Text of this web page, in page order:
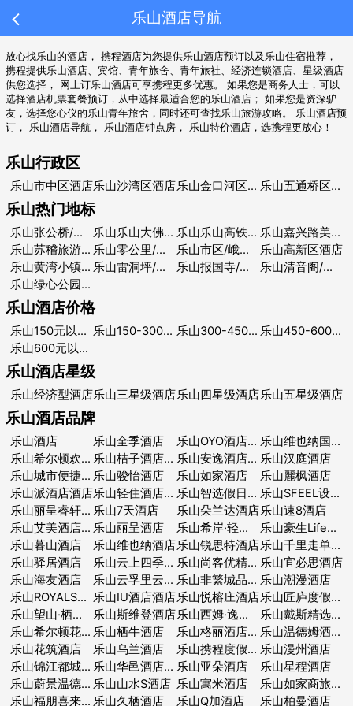
乐山酒店导航
放心找乐山的酒店， 携程酒店为您提供乐山酒店预订以及乐山住宿推荐，
携程提供乐山酒店、宾馆、青年旅舍、青年旅社、经济连锁酒店、星级酒店
供您选择， 网上订乐山酒店可享携程更多优惠。 如果您是商务人士，可以
选择酒店机票套餐预订，从中选择最适合您的乐山酒店； 如果您是资深驴
友，选择您心仪的乐山青年旅舍，同时还可查找乐山旅游攻略。
乐山酒店预
订 ， 乐山酒店导航 ， 乐山酒店钟点房 ， 乐山特价酒店 ，选携程更放心！
乐山行政区
乐山市中区酒店乐山沙湾区酒店 乐山金口河区酒店 乐山五通桥区酒店
乐山热门地标
乐山张公桥/东大街美食街酒店 乐山乐山大佛景区酒店 乐山乐山高铁站/世豪广场/万达广场酒店
乐山嘉兴路美食街/乐山广场酒店
乐山苏稽旅游区酒店
乐山零公里/七里坪酒店 乐山市区/峨眉站酒店
乐山高新区酒店
乐山黄湾小镇/游客中心酒店
乐山雷洞坪/金顶酒店 乐山报国寺/峨眉山站酒店
乐山清音阁/万年寺酒店
乐山绿心公园 /大学城酒店
乐山酒店价格
乐山150元以下酒店 乐山150-300元以下酒店 乐山300-450元以下酒店
乐山450-600元酒店
乐山600元以上酒店
乐山酒店星级
乐山经济型酒店乐山三星级酒店乐山四星级酒店乐山五星级酒店
乐山酒店品牌
乐山酒店 乐山全季酒店 乐山OYO酒店酒店
乐山维也纳国际酒店
乐山希尔顿欢朋酒店酒店
乐山桔子酒店酒店 乐山安逸酒店集团酒店 乐山汉庭酒店
乐山城市便捷酒店 乐山骏怡酒店 乐山如家酒店
乐山麗枫酒店
乐山派酒店酒店
乐山轻住酒店酒店 乐山智选假日酒店酒店
乐山SFEEL设计师酒店
乐山丽呈睿轩酒店 乐山7天酒店 乐山朵兰达酒店乐山速8酒店
乐山艾美酒店酒店 乐山丽呈酒店 乐山希岸·轻雅酒店
乐山豪生Life酒店
乐山暮山酒店
乐山维也纳酒店乐山锐思特酒店
乐山千里走单骑酒店
乐山驿居酒店
乐山云上四季酒店 乐山尚客优精选酒店 乐山宜必思酒店
乐山海友酒店
乐山云孚里云宿酒店 乐山非繁城品酒店 乐山潮漫酒店
乐山ROYALSS 阿芮亚酒店酒店 乐山IU酒店酒店乐山悦榕庄酒店
乐山匠庐度假酒店
乐山望山·栖酒店
乐山斯维登酒店 乐山西姆·逸居酒店
乐山戴斯精选温德姆酒店酒店
乐山希尔顿花园酒店酒店 乐山栖牛酒店 乐山格丽酒店酒店
乐山温德姆酒店酒店
乐山花筑酒店
乐山乌兰酒店 乐山携程度假农庄酒店 乐山漫州酒店
乐山锦江都城酒店
乐山华邑酒店及度假村酒店 乐山亚朵酒店
乐山星程酒店
乐山蔚景温德姆酒店酒店 乐山山水S酒店 乐山寓米酒店
乐山如家商旅酒店
乐山福朋喜来登酒店酒店 乐山久栖酒店 乐山Q加酒店 乐山柏曼酒店